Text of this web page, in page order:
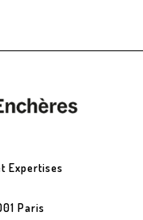
Expertises
Paris